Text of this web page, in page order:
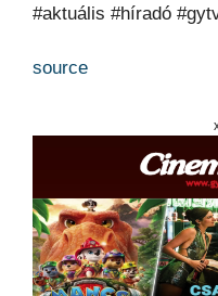
#aktuális #híradó
source